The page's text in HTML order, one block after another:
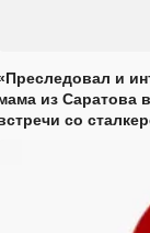
и
из Саратова
со